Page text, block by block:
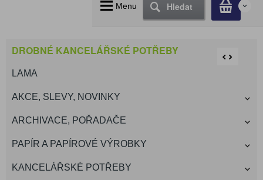
Menu Hledat 0
DROBNÉ KANCELÁŘSKÉ POTŘEBY
LAMA
AKCE, SLEVY, NOVINKY
ARCHIVACE, POŘADAČE
PAPÍR A PAPÍROVÉ VÝROBKY
KANCELÁŘSKÉ POTŘEBY